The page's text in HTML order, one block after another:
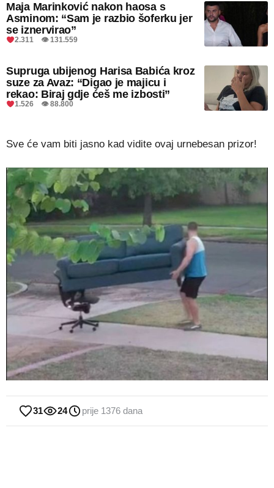
Maja Marinković nakon haosa s
Asminom: “Sam je razbio šoferku jer
se iznervirao”
2.311 👁 131.559
Supruga ubijenog Harisa Babića kroz
suze za Avaz: “Digao je majicu i
rekao: Biraj gdje ćeš me izbosti”
1.526 👁 88.800
Sve će vam biti jasno kad vidite ovaj urnebesan prizor!
31 24 prije 1376 dana